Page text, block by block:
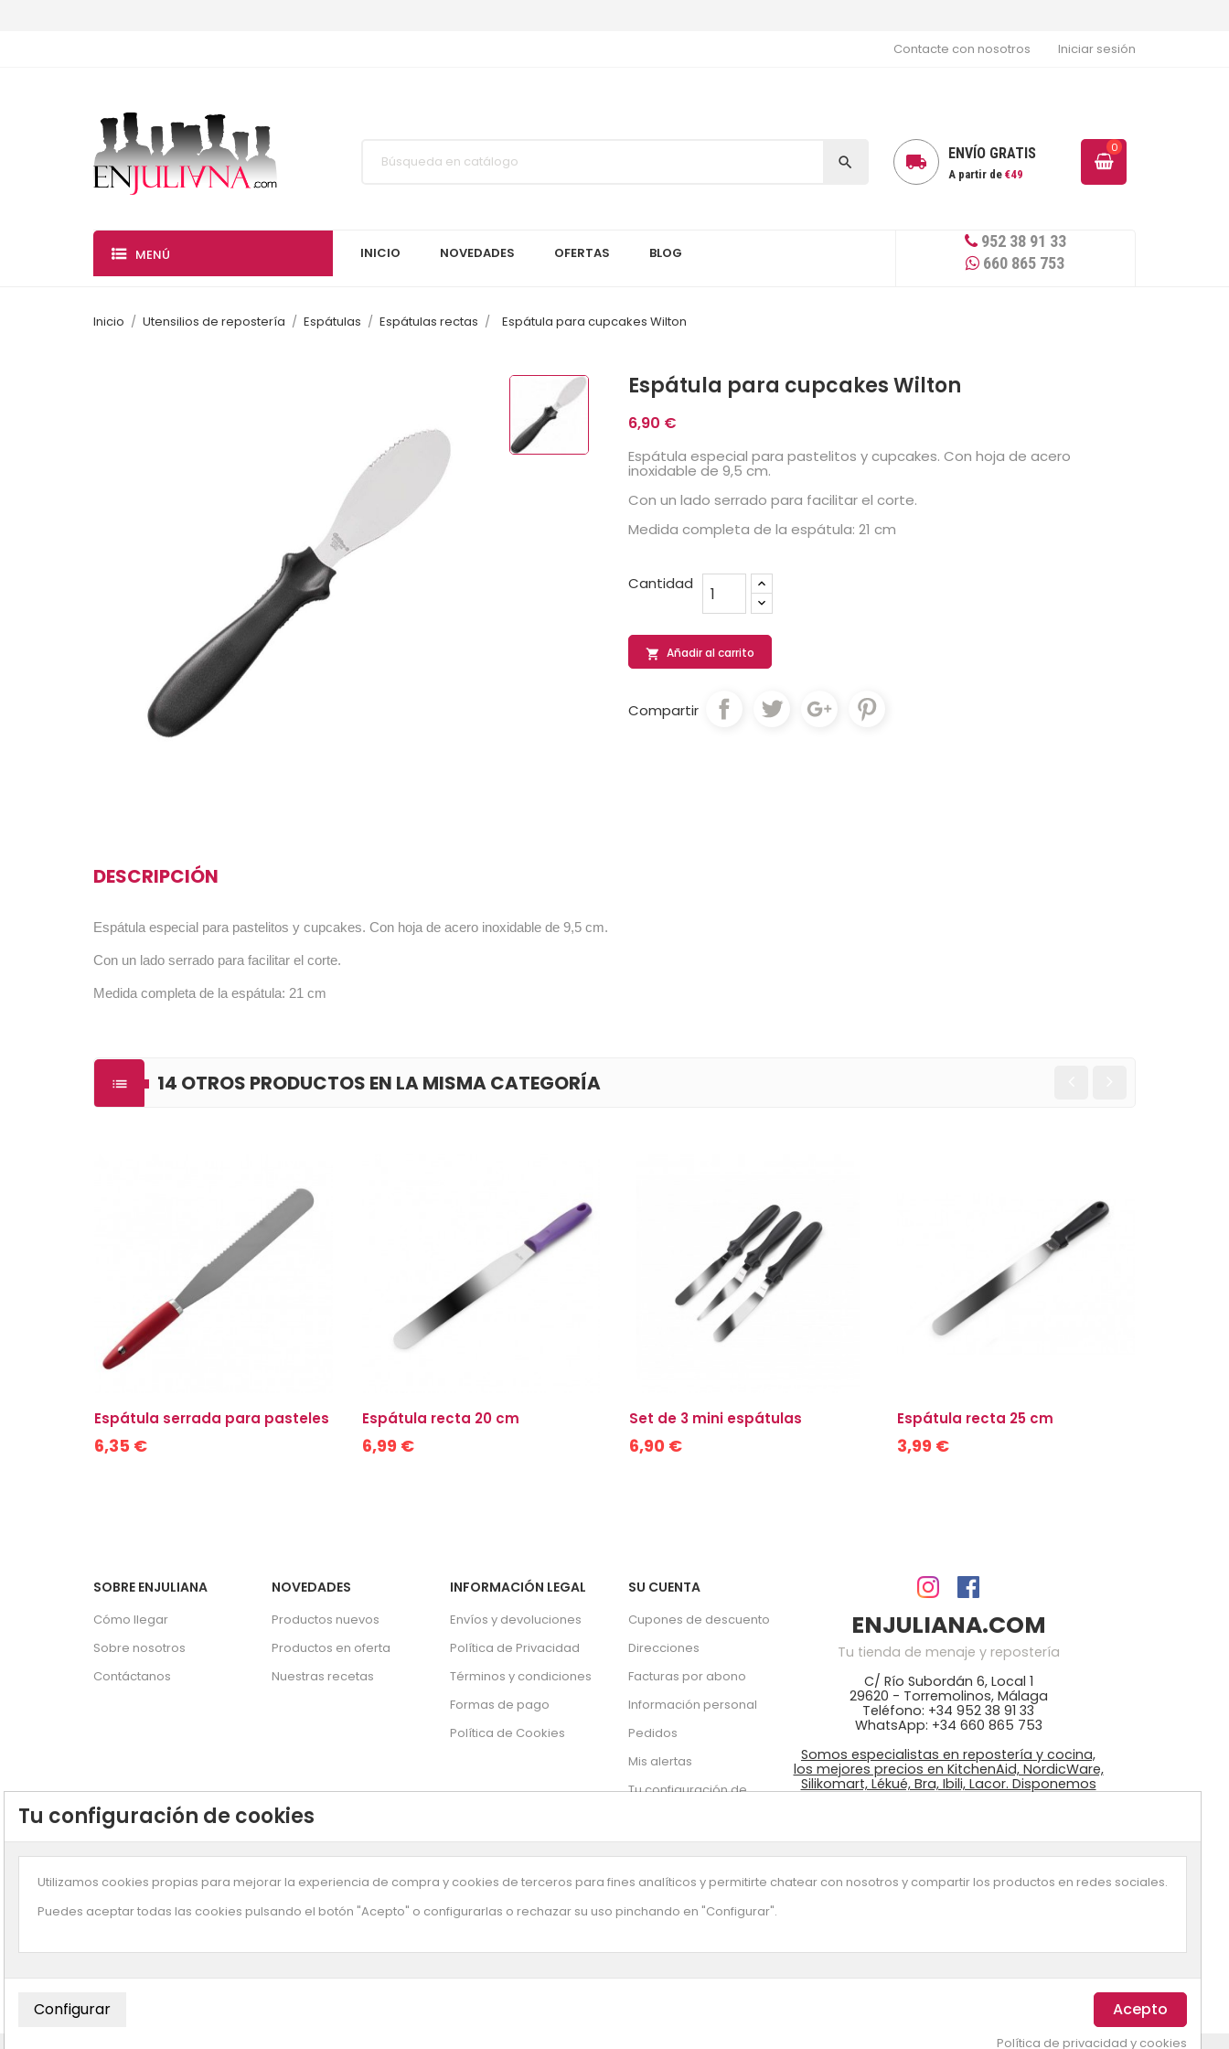
Iniciar sesión
Contacte con nosotros
  ENVÍO GRATIS
A partir de €49
0
MENÚ INICIO NOVEDADES OFERTAS BLOG
952 38 91 33
660 865 753
Inicio Utensilios de repostería Espátulas Espátulas rectas Espátula para cupcakes Wilton
Espátula para cupcakes Wilton
6,90 €
Espátula especial para pastelitos y cupcakes. Con hoja de acero
inoxidable de 9,5 cm.
Con un lado serrado para facilitar el corte.
Medida completa de la espátula: 21 cm
Cantidad
 Añadir al carrito
Compartir
DESCRIPCIÓN
Espátula especial para pastelitos y cupcakes. Con hoja de acero inoxidable de 9,5 cm.
Con un lado serrado para facilitar el corte.
Medida completa de la espátula: 21 cm
 14 OTROS PRODUCTOS EN LA MISMA CATEGORÍA
Espátula serrada para pasteles
6,35 €
Espátula recta 20 cm
6,99 €
Set de 3 mini espátulas
6,90 €
Espátula recta 25 cm
3,99 €
SOBRE ENJULIANA
Cómo llegar
Sobre nosotros
Contáctanos
NOVEDADES
Productos nuevos
Productos en oferta
Nuestras recetas
INFORMACIÓN LEGAL
Envíos y devoluciones
Política de Privacidad
Términos y condiciones
Formas de pago
Política de Cookies
SU CUENTA
Cupones de descuento
Direcciones
Facturas por abono
Información personal
Pedidos
Mis alertas
Tu configuración de
ENJULIANA.COM
Tu tienda de menaje y repostería
C/ Río Subordán 6, Local 1
29620 - Torremolinos, Málaga
Teléfono: +34 952 38 91 33
WhatsApp: +34 660 865 753
Somos especialistas en repostería y cocina,
los mejores precios en KitchenAid, NordicWare,
Silikomart, Lékué, Bra, Ibili, Lacor. Disponemos
de ingredientes: colorantes Wilton, fondant
Tu configuración de cookies
Utilizamos cookies propias para mejorar la experiencia de compra y cookies de terceros para fines analíticos y permitirte chatear con nosotros y compartir los productos en redes sociales.
Puedes aceptar todas las cookies pulsando el botón "Acepto" o configurarlas o rechazar su uso pinchando en "Configurar".
Política de privacidad y cookies